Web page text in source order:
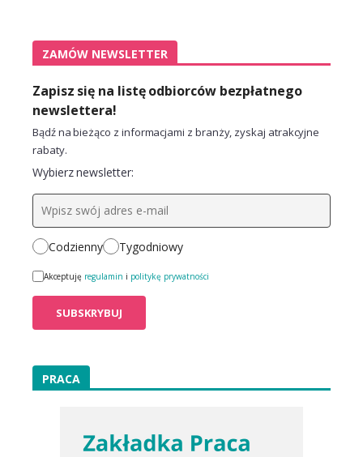
ZAMÓW NEWSLETTER
Zapisz się na listę odbiorców bezpłatnego
newslettera!
Bądź na bieżąco z informacjami z branży, zyskaj atrakcyjne
rabaty.
Wybierz newsletter:
Codzienny Tygodniowy
Akceptuję regulamin i politykę prywatności
PRACA